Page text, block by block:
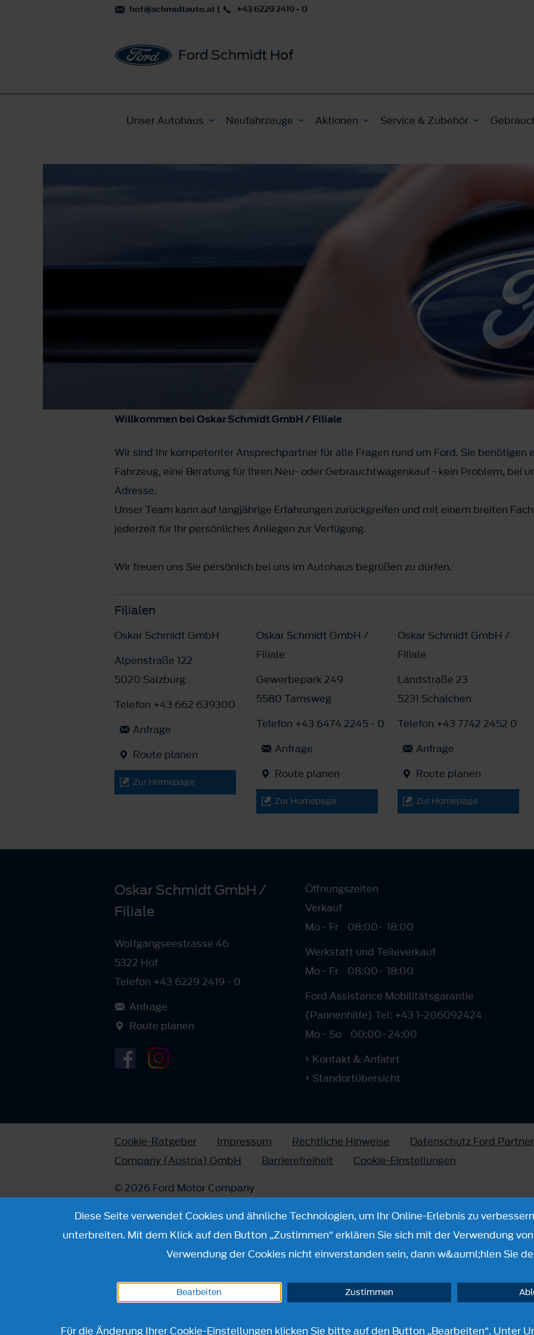
hof@schmidtauto.at | +43 6229 2419 - 0
Ford Schmidt Hof
Unser Autohaus Neufahrzeuge Aktionen Service & Zubehör
Willkommen bei Oskar Schmidt GmbH / Filiale
Wir sind Ihr kompetenter Ansprechpartner für alle Fragen rund um Ford. Sie benötigen
Fahrzeug, eine Beratung für Ihren Neu- oder Gebrauchtwagenkauf - kein Problem, bei
Adresse.
Unser Team kann auf langjährige Erfahrungen zurückgreifen und mit einem breiten
jederzeit für Ihr persönliches Anliegen zur Verfügung.
Wir freuen uns Sie persönlich bei uns im Autohaus begrüßen zu dürfen.
Filialen
Oskar Schmidt GmbH
Alpenstraße 122
5020 Salzburg
Telefon +43 662 639300
Anfrage
Route planen
Zur Homepage
Oskar Schmidt GmbH /
Filiale
Gewerbepark 249
5580 Tamsweg
Telefon +43 6474 2245 - 0
Anfrage
Route planen
Zur Homepage
Oskar Schmidt GmbH /
Filiale
Landstraße 23
5231 Schalchen
Telefon +43 7742 2452 0
Anfrage
Route planen
Zur Homepage
Oskar Schmidt GmbH /
Filiale
Wolfgangseestrasse 46
5322 Hof
Telefon +43 6229 2419 - 0
Anfrage
Route planen
Öffnungszeiten
Verkauf
Mo - Fr
08:00- 18:00
Werkstatt und Teileverkauf
Mo - Fr
08:00- 18:00
Ford Assistance Mobilitätsgarantie
(Pannenhilfe) Tel: +43 1-206092424
Mo - So
00:00-24:00
Kontakt & Anfahrt
Standortübersicht
Cookie-Ratgeber Impressum Rechtliche Hinweise Datenschutz Ford Partner
Company (Austria) GmbH
Barrierefreiheit
Cookie-Einstellungen
© 2026 Ford Motor Company
Diese Seite verwendet Cookies und ähnliche Technologien, um Ihr Online-Erlebnis zu
unterbreiten. Mit dem Klick auf den Button „Zustimmen“ erklären Sie sich mit der Verwendung
Verwendung der Cookies nicht einverstanden sein, dann w&auml;hlen Sie
Bearbeiten Zustimmen
Für die Änderung Ihrer Cookie-Einstellungen klicken Sie bitte auf den Button „Bearbeiten“. Unter